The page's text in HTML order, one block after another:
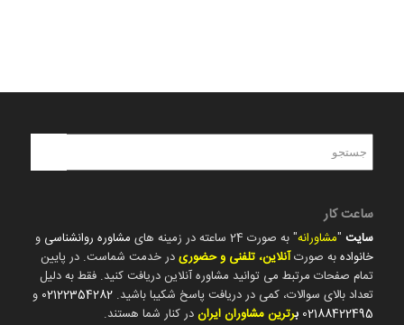
ساعت کار
سایت"مشاورانه" به صورت 24 ساعته در زمینه های مشاوره روانشناسی و
خانوادهبه صورتآنلاین، تلفنی و حضوریدر خدمت شماست. در پایین
تمام صفحات مرتبط می توانید مشاوره آنلاین دریافت کنید. فقط به دلیل
تعداد بالای سوالات، کمی در دریافت پاسخ شکیبا باشید. 02122354282 و
02188422495 برترین مشاوران ایراندر کنار شما هستند.